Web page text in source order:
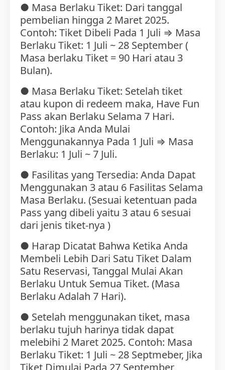
● Masa Berlaku Tiket: Dari tanggal
pembelian hingga 2 Maret 2025.
Contoh: Tiket Dibeli Pada 1 Juli ⇒ Masa
Berlaku Tiket: 1 Juli ~ 28 September (
Masa berlaku Tiket = 90 Hari atau 3
Bulan).
● Masa Berlaku Tiket: Setelah tiket
atau kupon di redeem maka, Have Fun
Pass akan Berlaku Selama 7 Hari.
Contoh: Jika Anda Mulai
Menggunakannya Pada 1 Juli ⇒ Masa
Berlaku: 1 Juli ~ 7 Juli.
● Fasilitas yang Tersedia: Anda Dapat
Menggunakan 3 atau 6 Fasilitas Selama
Masa Berlaku. (Sesuai ketentuan pada
Pass yang dibeli yaitu 3 atau 6 sesuai
dari jenis tiket-nya )
● Harap Dicatat Bahwa Ketika Anda
Membeli Lebih Dari Satu Tiket Dalam
Satu Reservasi, Tanggal Mulai Akan
Berlaku Untuk Semua Tiket. (Masa
Berlaku Adalah 7 Hari).
● Setelah menggunakan tiket, masa
berlaku tujuh harinya tidak dapat
melebihi 2 Maret 2025. Contoh: Masa
Berlaku Tiket: 1 Juli ~ 28 Septmeber, Jika